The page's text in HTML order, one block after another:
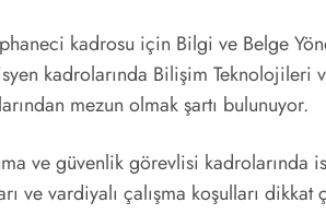
kadrosu için Bilgi ve Belge
kadrolarında Bilişim Teknolojileri
mezun olmak şartı bulunuyor.
ve güvenlik görevlisi kadrolarında
ve vardiyalı çalışma koşulları dikkat